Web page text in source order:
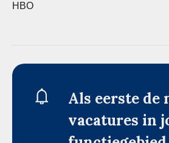
HBO
Als eerste de
vacatures in